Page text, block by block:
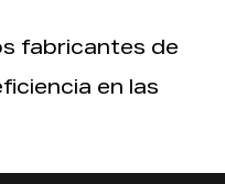
fabricantes de
en las